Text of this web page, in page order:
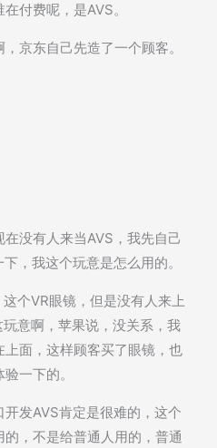
付费呢，是AVS。
京东自己先造了一个顾客。
没有人来当AVS，我先自己
，我这个玩意是怎么用的。
个VR眼镜，但是没有人来上
意啊，苹果说，没关系，我
面，这样顾客买了眼镜，也
一下的。
发AVS肯定是很难的，这个
，不是给普通人用的，普通